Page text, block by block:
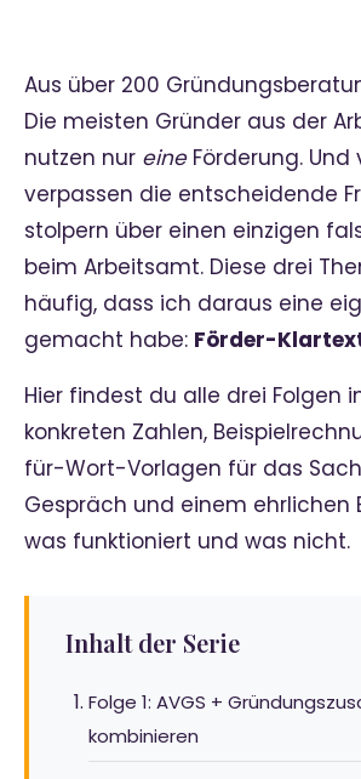
Aus über 200
Die meisten Gründer aus der
nutzen nur eineFörderung. Und
verpassen die entscheidende
stolpern über einen einzigen
beim Arbeitsamt. Diese drei
häufig, dass ich daraus eine
gemacht habe: Förder-
Hier findest du alle drei Folgen
konkreten Zahlen,
für-Wort-Vorlagen für das
Gespräch und einem ehrlichen
was funktioniert und was nicht.
Inhalt der Serie
Folge 1: AVGS +
kombinieren